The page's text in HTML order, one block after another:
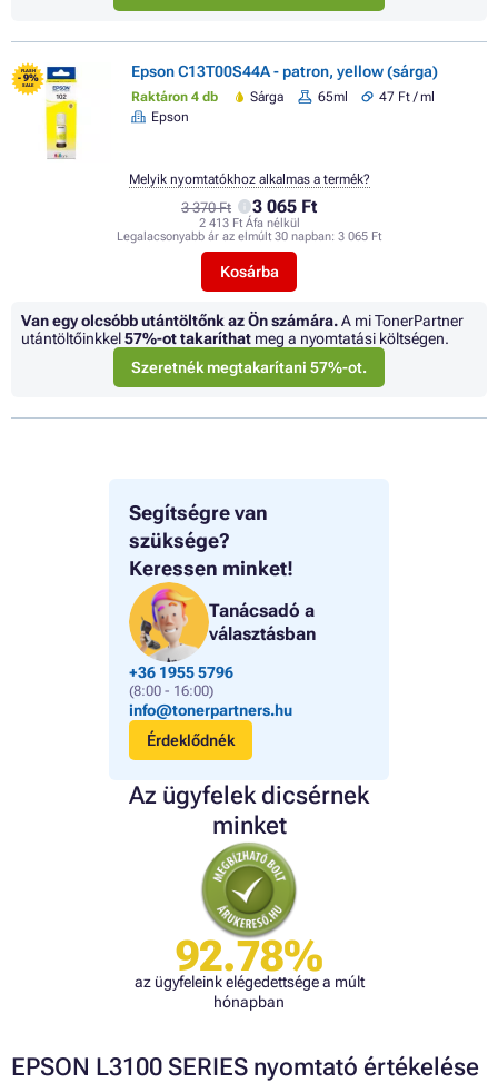
Segítségre van
szüksége?
Keressen minket!
Tanácsadó a
választásban
+36 1955 5796
(8:00 - 16:00)
info@tonerpartners.hu
Érdeklődnék
Az ügyfelek dicsérnek
minket
92.78%
az ügyfeleink elégedettsége a múlt
hónapban
FLASH
- 9%
SALE
Epson C13T00S44A - patron, yellow (sárga)
Raktáron 4 db Sárga 65ml
47 Ft / ml
Epson
3 370 Ft 3 065 Ft
2 413 Ft Áfa nélkül
Legalacsonyabb ár az elmúlt 30 napban: 3 065 Ft
Kosárba
Melyik nyomtatókhoz alkalmas a termék?
Van egy olcsóbb utántöltőnk az Ön számára.A mi TonerPartner
utántöltőinkkel57%-ot takaríthat meg a nyomtatási költségen.
Szeretnék megtakarítani 57%-ot.
EPSON L3100 SERIES nyomtató értékelése